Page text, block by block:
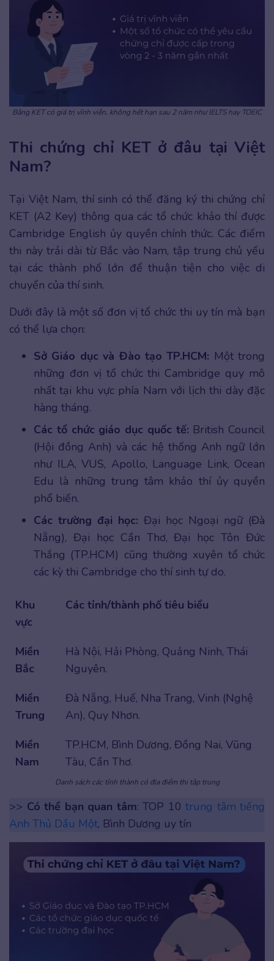
Bằng KET có giá trị vĩnh viễn, không hết hạn sau 2 năm như IELTS hay TOEIC
Thi chứng chỉ KET ở đâu tại Việt
Nam?
Tại Việt Nam, thí sinh có thể đăng ký thi chứng chỉ
KET (A2 Key) thông qua các tổ chức khảo thí được
Cambridge English ủy quyền chính thức. Các điểm
thi này trải dài từ Bắc vào Nam, tập trung chủ yếu
tại các thành phố lớn để thuận tiện cho việc di
chuyển của thí sinh.
Dưới đây là một số đơn vị tổ chức thi uy tín mà bạn
có thể lựa chọn:
Sở Giáo dục và Đào tạo TP.HCM: Một trong
những đơn vị tổ chức thi Cambridge quy mô
nhất tại khu vực phía Nam với lịch thi dày đặc
hàng tháng.
Các tổ chức giáo dục quốc tế: British Council
(Hội đồng Anh) và các hệ thống Anh ngữ lớn
như ILA, VUS, Apollo, Language Link, Ocean
Edu là những trung tâm khảo thí ủy quyền
phổ biến.
Các trường đại học: Đại học Ngoại ngữ (Đà
Nẵng), Đại học Cần Thơ, Đại học Tôn Đức
Thắng (TP.HCM) cũng thường xuyên tổ chức
các kỳ thi Cambridge cho thí sinh tự do.
Khu
vực
Các tỉnh/thành phố tiêu biểu
Miền
Bắc
Hà Nội, Hải Phòng, Quảng Ninh, Thái
Nguyên.
Miền
Trung
Đà Nẵng, Huế, Nha Trang, Vinh (Nghệ
An), Quy Nhơn.
Miền
Nam
TP.HCM, Bình Dương, Đồng Nai, Vũng
Tàu, Cần Thơ.
Danh sách các tỉnh thành có địa điểm thi tập trung
>> Có thể bạn quan tâm: TOP 10 trung tâm tiếng
Anh Thủ Dầu Một, Bình Dương uy tín